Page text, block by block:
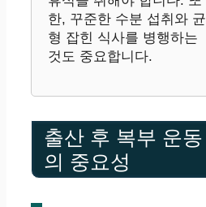
한, 꾸준한 수분 섭취와 균
형 잡힌 식사를 병행하는
것도 중요합니다.
출산 후 복부 운동
의 중요성